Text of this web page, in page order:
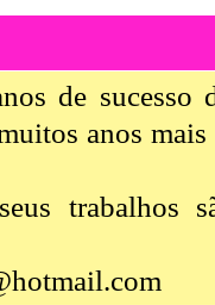
de
anos
trabalhos